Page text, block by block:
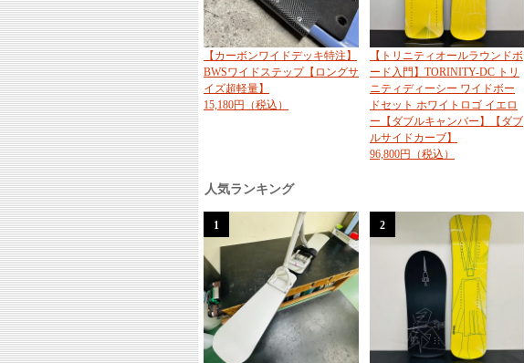
【カーボンワイドデッキ特注】
BWSワイドステップ【ロングサ
イズ超軽量】
15,180円（税込）
【トリニティオールラウンドボ
ード入門】TORINITY-DC トリ
ニティディーシー ワイドボー
ドセット ホワイトロゴ イエロ
ー【ダブルキャンバー】【ダブ
ルサイドカーブ】
96,800円（税込）
人気ランキング
1 2